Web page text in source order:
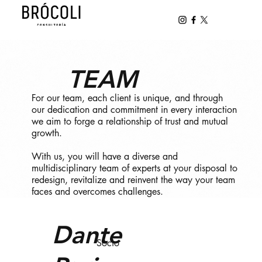
TEAM
For our team, each client is unique, and through
our dedication and commitment in every interaction
we aim to forge a relationship of trust and mutual
growth.
With us, you will have a diverse and
multidisciplinary team of experts at your disposal to
redesign, revitalize and reinvent the way your team
faces and overcomes challenges.
Dante
Socio